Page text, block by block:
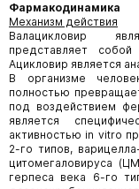
Фармакодинамика
Механизм действия
Валацикловир
представляет
Ацикловир является
В организме
полностью
под воздействием
является
активностью in vitro
2-го типов,
цитомегаловируса
герпеса века 6-го